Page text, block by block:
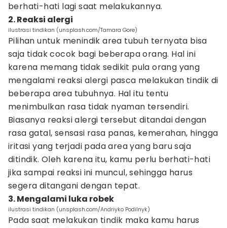
berhati-hati lagi saat melakukannya.
2. Reaksi alergi
ilustrasi tindikan (unsplash.com/Tamara Gore)
Pilihan untuk menindik area tubuh ternyata bisa
saja tidak cocok bagi beberapa orang. Hal ini
karena memang tidak sedikit pula orang yang
mengalami reaksi alergi pasca melakukan tindik di
beberapa area tubuhnya. Hal itu tentu
menimbulkan rasa tidak nyaman tersendiri.
Biasanya reaksi alergi tersebut ditandai dengan
rasa gatal, sensasi rasa panas, kemerahan, hingga
iritasi yang terjadi pada area yang baru saja
ditindik. Oleh karena itu, kamu perlu berhati-hati
jika sampai reaksi ini muncul, sehingga harus
segera ditangani dengan tepat.
3. Mengalami luka robek
ilustrasi tindikan (unsplash.com/Andriyko Podilnyk)
Pada saat melakukan tindik maka kamu harus